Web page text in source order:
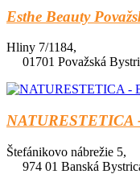
Esthe Beauty
Hliny 7/1184,
01701 Považská
NATURESTETICA
Štefánikovo nábrežie 5,
974 01 Banská